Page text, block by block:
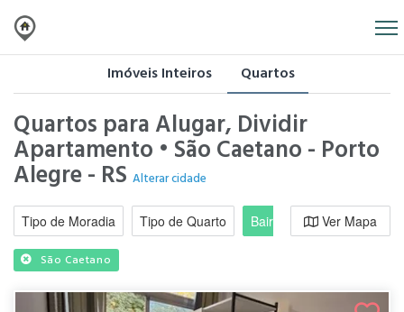
Imóveis Inteiros Quartos
Quartos para Alugar, Dividir
Apartamento • São Caetano - Porto
Alegre - RS Alterar cidade
Tipo de Moradia Tipo de Quarto Bairro / RegiãoVer Mapa
São Caetano